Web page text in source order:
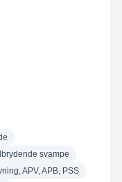
svampe
APV, APB, PSS